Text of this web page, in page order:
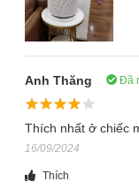
Anh Thăng Đã
Thích nhất ở chiếc
16/09/2024
Thích